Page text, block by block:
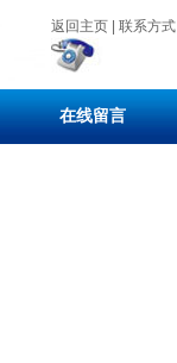
返回主页 联系方式
在线留言